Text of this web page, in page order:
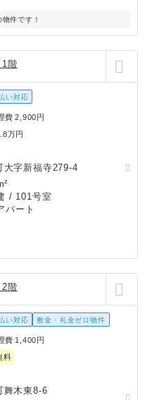
件です！
1階
い対応
費 2,900円
万円
大字新福寺279-4
/ 101号室
パート
2階
い対応 敷金・礼金ゼロ物件
費 1,400円
料
舞木東8-6